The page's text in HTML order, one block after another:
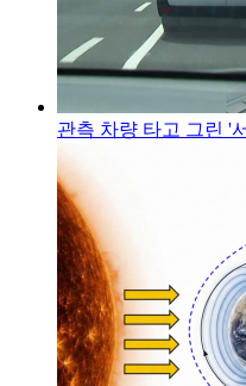
관측 차량 타고 그린 '